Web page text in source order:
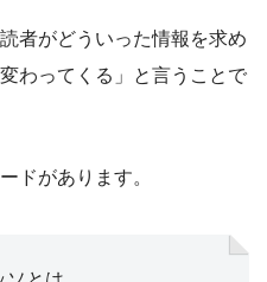
者がどういった情報を求め
わってくる」と言うことで
ドがあります。